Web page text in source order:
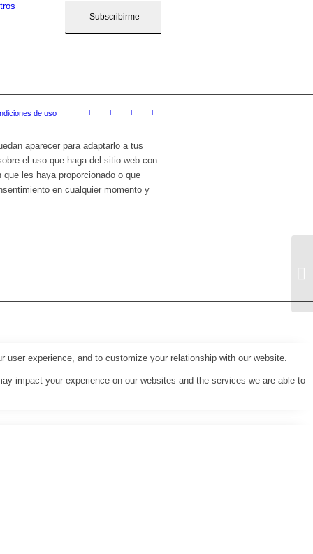
de uso
aparecer para adaptarlo a tus
el uso que haga del sitio web con
les haya proporcionado o que
en cualquier momento y
experience, and to customize your relationship with our website.
impact your experience on our websites and the services we are able to